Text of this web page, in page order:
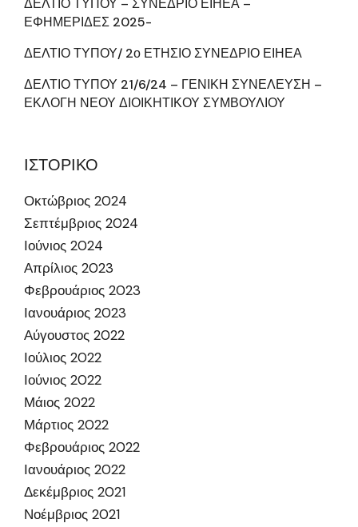
ΔΕΛΤΙΟ ΤΥΠΟΥ – ΣΥΝΕΔΡΙΟ ΕΙΗΕΑ –
ΕΦΗΜΕΡΙΔΕΣ 2025-
ΔΕΛΤΙΟ ΤΥΠΟΥ/ 2ο ΕΤΗΣΙΟ ΣΥΝΕΔΡΙΟ ΕΙΗΕΑ
ΔΕΛΤΙΟ ΤΥΠΟΥ 21/6/24 – ΓΕΝΙΚΗ ΣΥΝΕΛΕΥΣΗ –
ΕΚΛΟΓΗ ΝΕΟΥ ΔΙΟΙΚΗΤΙΚΟΥ ΣΥΜΒΟΥΛΙΟΥ
ΙΣΤΟΡΙΚΟ
Οκτώβριος 2024
Σεπτέμβριος 2024
Ιούνιος 2024
Απρίλιος 2023
Φεβρουάριος 2023
Ιανουάριος 2023
Αύγουστος 2022
Ιούλιος 2022
Ιούνιος 2022
Μάιος 2022
Μάρτιος 2022
Φεβρουάριος 2022
Ιανουάριος 2022
Δεκέμβριος 2021
Νοέμβριος 2021